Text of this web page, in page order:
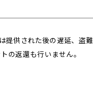
供された後の遅延、盗
の返還も行いません。